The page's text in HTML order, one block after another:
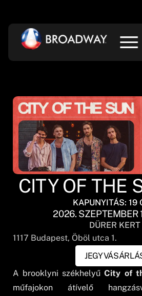
CITY OF THE
KAPUNYITÁS: 19
2026. SZEPTEMBER
DÜRER KERT
1117 Budapest, Öböl utca 1.
A brooklyni székhelyűCity of
műfajokon átívelő